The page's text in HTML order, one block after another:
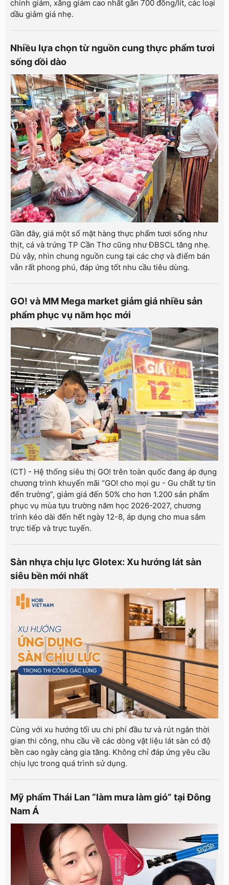
chỉnh giảm, xăng giảm cao nhất gần 700 đồng/lít, các loại
dầu giảm giá nhẹ.
Nhiều lựa chọn từ nguồn cung thực phẩm tươi
sống dồi dào
Gần đây, giá một số mặt hàng thực phẩm tươi sống như
thịt, cá và trứng TP Cần Thơ cũng như ĐBSCL tăng nhẹ.
Dù vậy, nhìn chung nguồn cung tại các chợ và điểm bán
vẫn rất phong phú, đáp ứng tốt nhu cầu tiêu dùng.
GO! và MM Mega market giảm giá nhiều sản
phẩm phục vụ năm học mới
(CT) - Hệ thống siêu thị GO! trên toàn quốc đang áp dụng
chương trình khuyến mãi “GO! cho mọi gu - Gu chất tự tin
đến trường”, giảm giá đến 50% cho hơn 1.200 sản phẩm
phục vụ mùa tựu trường năm học 2026-2027, chương
trình kéo dài đến hết ngày 12-8, áp dụng cho mua sắm
trực tiếp và trực tuyến.
Sàn nhựa chịu lực Glotex: Xu hướng lát sàn
siêu bền mới nhất
Cùng với xu hướng tối ưu chi phí đầu tư và rút ngắn thời
gian thi công, nhu cầu về các dòng vật liệu lát sàn có độ
bền cao ngày càng gia tăng. Không chỉ đáp ứng yêu cầu
chịu lực trong quá trình sử dụng.
Mỹ phẩm Thái Lan “làm mưa làm gió” tại Đông
Nam Á